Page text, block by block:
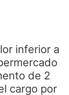
inferior a
de 2
cargo por